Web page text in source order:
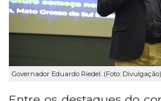
Governador Eduardo Riedel. (Foto: Divulgação)